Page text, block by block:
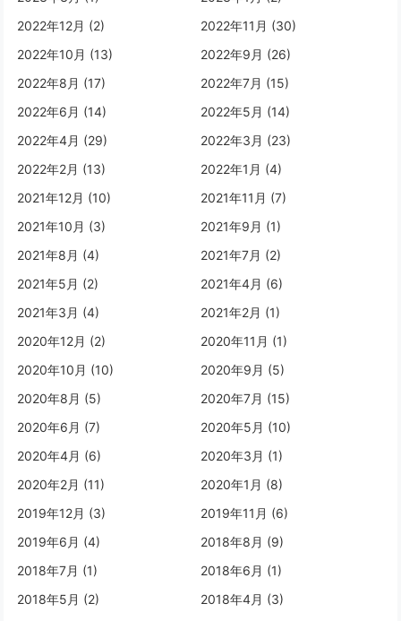
2022年12月 (2)
2022年11月 (30)
2022年10月 (13)
2022年9月 (26)
2022年8月 (17)
2022年7月 (15)
2022年6月 (14)
2022年5月 (14)
2022年4月 (29)
2022年3月 (23)
2022年2月 (13)
2022年1月 (4)
2021年12月 (10)
2021年11月 (7)
2021年10月 (3)
2021年9月 (1)
2021年8月 (4)
2021年7月 (2)
2021年5月 (2)
2021年4月 (6)
2021年3月 (4)
2021年2月 (1)
2020年12月 (2)
2020年11月 (1)
2020年10月 (10)
2020年9月 (5)
2020年8月 (5)
2020年7月 (15)
2020年6月 (7)
2020年5月 (10)
2020年4月 (6)
2020年3月 (1)
2020年2月 (11)
2020年1月 (8)
2019年12月 (3)
2019年11月 (6)
2019年6月 (4)
2018年8月 (9)
2018年7月 (1)
2018年6月 (1)
2018年5月 (2)
2018年4月 (3)